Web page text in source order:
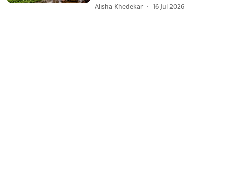
Alisha Khedekar 16 Jul 2026